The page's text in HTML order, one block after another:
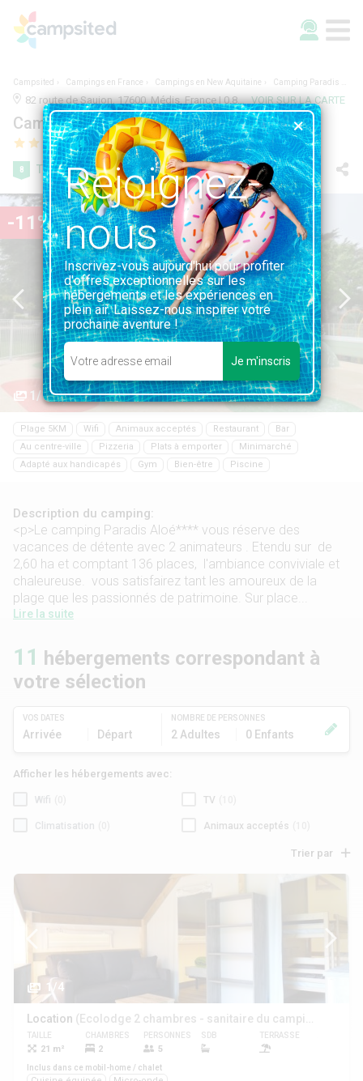
Campsited Campings en France Campings en New Aquitaine Camping Paradis Aloé
82 route de Saujon, 17600, Médis, France | 0.8KM DE MÉDIS VOIR SUR LA CARTE
Camping Paradis Aloé
8 Très bien 22 avis
-11%
1/16
Plage 5KM Wifi Animaux acceptés Restaurant
Bar
Au centre-ville
Pizzeria Plats à emporter
Minimarché
Adapté aux handicapés
Gym Bien-être Piscine
Description du camping:
<p>Le camping Paradis Aloé**** vous réserve des
vacances de détente avec 2 animateurs . Etendu sur de
2,60 ha et comptant 136 places, l'ambiance conviviale et
chaleureuse. vous satisfairez tant les amoureux de la
plage que les passionnés de patrimoine. Sur place...
Lire la suite
VOS DATES
Arrivée Départ
NOMBRE DE PERSONNES
2 Adultes 0 Enfants
11 hébergements correspondant à
votre sélection
Afficher les hébergements avec:
Wifi TV
Climatisation Animaux acceptés
Trier par
1/4
Location (Ecolodge 2 chambres - sanitaire du camping)
TAILLE
21 m²
CHAMBRES
2
PERSONNES
5
SDB TERRASSE
Inclus dans ce mobil-home / chalet
Rejoignez-
nous
Inscrivez-vous aujourd'hui pour profiter
d'offres exceptionnelles sur les
hébergements et les expériences en
plein air. Laissez-nous inspirer votre
prochaine aventure !
Je m'inscris